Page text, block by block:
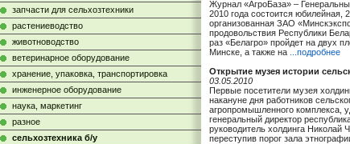
запчасти для сельхозтехники
растениеводство
животноводство
ветеринарное оборудование
хранение, упаковка, транспортировка
инженерное оборудование
наука, маркетинг
разное
сельхозтехника б/у
Журнал «АгроБаза» –
2010 года состоится юбилейная,
организованная ЗАО
продовольствия Республики
раз «Белагро» пройдет на двух
Минске, а также на
...подробнее
Открытие музея истории
03.05.2010
Первые посетители музея
накануне дня работников
агропромышленного комплекса,
генеральный директор
руководитель холдинга Николай
переступив порог зала